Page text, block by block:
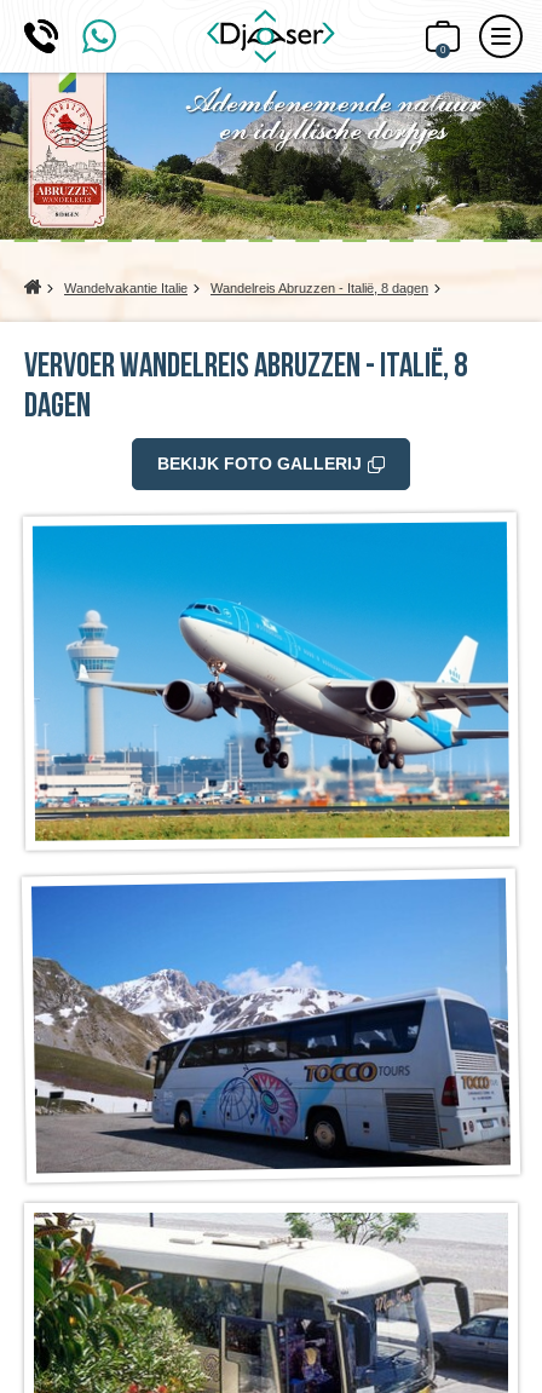
0
Home Wandelvakantie Italie Wandelreis Abruzzen - Italië, 8 dagen
Vervoer Wandelreis Abruzzen - Italië, 8
dagen
BEKIJK FOTO GALLERIJ